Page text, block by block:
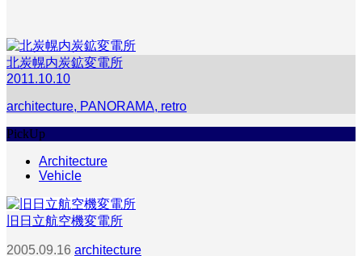
北炭幌内炭鉱変電所
2011.10.10
architecture, PANORAMA, retro
PickUp
Architecture
Vehicle
旧日立航空機変電所
2005.09.16 architecture